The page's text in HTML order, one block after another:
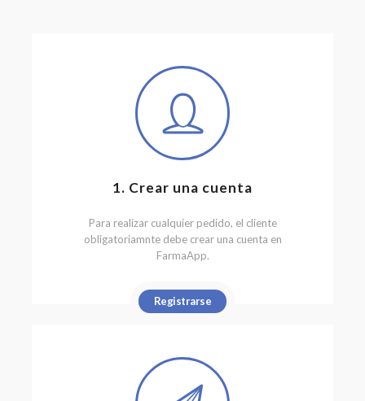
1. Crear una cuenta
Para realizar cualquier pedido, el cliente
obligatoriamnte debe crear una cuenta en
FarmaApp.
Registrarse